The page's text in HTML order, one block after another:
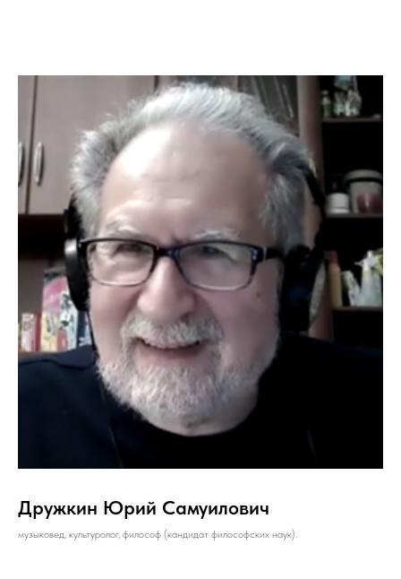
Дружкин Юрий Самуилович
музыковед, культуролог, философ (кандидат философских наук).